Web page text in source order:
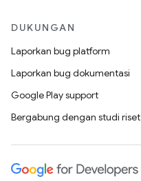
DUKUNGAN
Laporkan bug platform
Laporkan bug dokumentasi
Google Play support
Bergabung dengan studi riset